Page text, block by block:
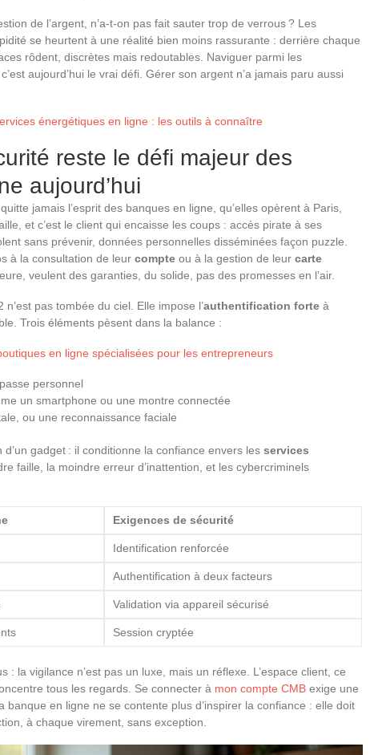
de l’argent, n’a-t-on pas fait sauter trop de verrous ? Les
se heurtent à une réalité bien moins rassurante : derrière chaque
rôdent, discrètes mais redoutables. Naviguer parmi les
aujourd’hui le vrai défi. Gérer son argent n’a jamais paru aussi
énergétiques en ligne : les outils à connaître
reste le défi majeur des
aujourd’hui
jamais l’esprit des banques en ligne, qu’elles opèrent à Paris,
et c’est le client qui encaisse les coups : accès pirate à ses
sans prévenir, données personnelles disséminées façon puzzle.
à la consultation de leur compte ou à la gestion de leur carte
veulent des garanties, du solide, pas des promesses en l’air.
pas tombée du ciel. Elle impose l’authentification forte à
Trois éléments pèsent dans la balance :
en ligne spécialisées pour les entrepreneurs
personnel
un smartphone ou une montre connectée
ou une reconnaissance faciale
d’un gadget : il conditionne la confiance envers les services
faille, la moindre erreur d’inattention, et les cybercriminels
Exigences de sécurité
Identification renforcée
Authentification à deux facteurs
Validation via appareil sécurisé
Session cryptée
: la vigilance n’est pas un luxe, mais un réflexe. L’espace client, ce
tous les regards. Se connecter à mon compte CMB exige une
banque en ligne ne se contente plus d’inspirer la confiance : elle doit
à chaque virement, sans exception.